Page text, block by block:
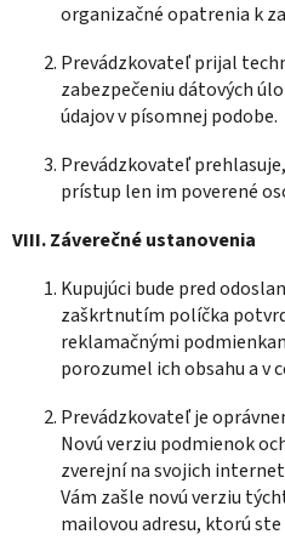
organizačné opatrenia k
Prevádzkovateľ prijal
zabezpečeniu dátových
údajov v písomnej podobe.
Prevádzkovateľ
prístup len im poverené
VIII.Záverečné ustanovenia
Kupujúci bude pred
zaškrtnutím políčka
reklamačnými
porozumel ich obsahu a v
Prevádzkovateľ je
Novú verziu podmienok
zverejní na svojich
Vám zašle novú verziu
mailovou adresu, ktorú